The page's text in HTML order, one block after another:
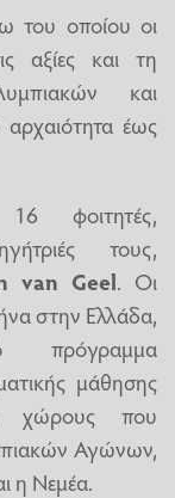
του οποίου οι
αξίες και τη
και
έως
φοιτητές,
τους,
van Geel. Οι
στην Ελλάδα,
πρόγραμμα
μάθησης
χώρους που
Αγώνων,
η Νεμέα.